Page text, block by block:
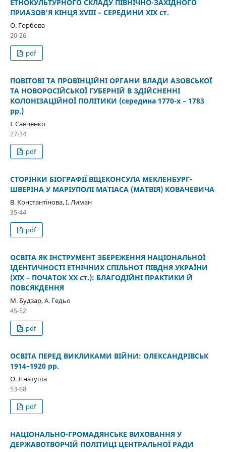
ЕТНОКУЛЬТУРНОГО СКЛАДУ ПІВНІЧНО-ЗАХІДНОГО
ПРИАЗОВ’Я КІНЦЯ XVIII – СЕРЕДИНИ ХІХ ст.
О. Горбова
20-26
pdf
ПОВІТОВІ ТА ПРОВІНЦІЙНІ ОРГАНИ ВЛАДИ АЗОВСЬКОЇ
ТА НОВОРОСІЙСЬКОЇ ГУБЕРНІЙ В ЗДІЙСНЕННІ
КОЛОНІЗАЦІЙНОЇ ПОЛІТИКИ (середина 1770-х – 1783
рр.)
І. Савченко
27-34
pdf
СТОРІНКИ БІОГРАФІЇ ВІЦЕКОНСУЛА МЕКЛЕНБУРГ-
ШВЕРІНА У МАРІУПОЛІ МАТІАСА (МАТВІЯ) КОВАЧЕВИЧА
В. Константінова, І. Лиман
35-44
pdf
ОСВІТА ЯК ІНСТРУМЕНТ ЗБЕРЕЖЕННЯ НАЦІОНАЛЬНОЇ
ІДЕНТИЧНОСТІ ЕТНІЧНИХ СПІЛЬНОТ ПІВДНЯ УКРАЇНИ
(ХІХ – ПОЧАТОК XX ст.): БЛАГОДІЙНІ ПРАКТИКИ Й
ПОВСЯКДЕННЯ
М. Будзар, А. Гедьо
45-52
pdf
ОСВІТА ПЕРЕД ВИКЛИКАМИ ВІЙНИ: ОЛЕКСАНДРІВСЬК
1914–1920 рр.
О. Ігнатуша
53-68
pdf
НАЦІОНАЛЬНО-ГРОМАДЯНСЬКЕ ВИХОВАННЯ У
ДЕРЖАВОТВОРЧІЙ ПОЛІТИЦІ ЦЕНТРАЛЬНОЇ РАДИ